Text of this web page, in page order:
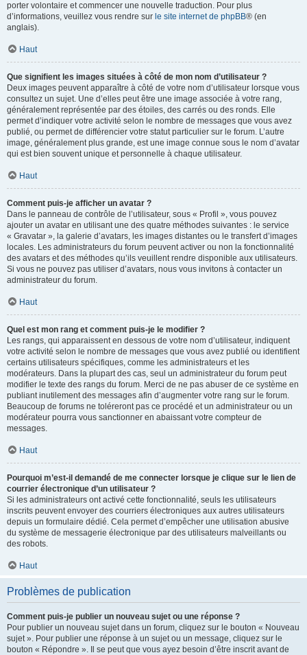
porter volontaire et commencer une nouvelle traduction. Pour plus
d’informations, veuillez vous rendre sur le site internet de phpBB® (en
anglais).
Haut
Que signifient les images situées à côté de mon nom d’utilisateur ?
Deux images peuvent apparaître à côté de votre nom d’utilisateur lorsque vous
consultez un sujet. Une d’elles peut être une image associée à votre rang,
généralement représentée par des étoiles, des carrés ou des ronds. Elle
permet d’indiquer votre activité selon le nombre de messages que vous avez
publié, ou permet de différencier votre statut particulier sur le forum. L’autre
image, généralement plus grande, est une image connue sous le nom d’avatar
qui est bien souvent unique et personnelle à chaque utilisateur.
Haut
Comment puis-je afficher un avatar ?
Dans le panneau de contrôle de l’utilisateur, sous « Profil », vous pouvez
ajouter un avatar en utilisant une des quatre méthodes suivantes : le service
« Gravatar », la galerie d’avatars, les images distantes ou le transfert d’images
locales. Les administrateurs du forum peuvent activer ou non la fonctionnalité
des avatars et des méthodes qu’ils veuillent rendre disponible aux utilisateurs.
Si vous ne pouvez pas utiliser d’avatars, nous vous invitons à contacter un
administrateur du forum.
Haut
Quel est mon rang et comment puis-je le modifier ?
Les rangs, qui apparaissent en dessous de votre nom d’utilisateur, indiquent
votre activité selon le nombre de messages que vous avez publié ou identifient
certains utilisateurs spécifiques, comme les administrateurs et les
modérateurs. Dans la plupart des cas, seul un administrateur du forum peut
modifier le texte des rangs du forum. Merci de ne pas abuser de ce système en
publiant inutilement des messages afin d’augmenter votre rang sur le forum.
Beaucoup de forums ne toléreront pas ce procédé et un administrateur ou un
modérateur pourra vous sanctionner en abaissant votre compteur de
messages.
Haut
Pourquoi m’est-il demandé de me connecter lorsque je clique sur le lien de
courrier électronique d’un utilisateur ?
Si les administrateurs ont activé cette fonctionnalité, seuls les utilisateurs
inscrits peuvent envoyer des courriers électroniques aux autres utilisateurs
depuis un formulaire dédié. Cela permet d’empêcher une utilisation abusive
du système de messagerie électronique par des utilisateurs malveillants ou
des robots.
Haut
Problèmes de publication
Comment puis-je publier un nouveau sujet ou une réponse ?
Pour publier un nouveau sujet dans un forum, cliquez sur le bouton « Nouveau
sujet ». Pour publier une réponse à un sujet ou un message, cliquez sur le
bouton « Répondre ». Il se peut que vous ayez besoin d’être inscrit avant de